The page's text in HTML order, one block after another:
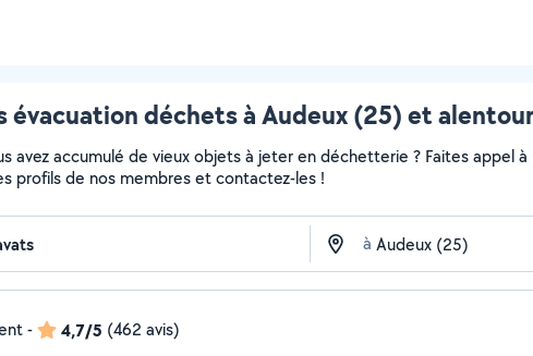
évacuation déchets à Audeux (25) et
avez accumulé de vieux objets à jeter en déchetterie ? Faites appel
profils de nos membres et contactez-les !
à
- 4,7/5 (462 avis)